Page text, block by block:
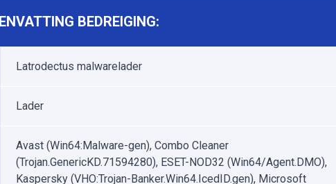
BEDREIGING:
Latrodectus malwarelader
Lader
Avast (Win64:Malware-gen), Combo Cleaner
(Trojan.GenericKD.71594280), ESET-NOD32 (Win64/Agent.DMO),
Kaspersky (VHO:Trojan-Banker.Win64.IcedID.gen), Microsoft